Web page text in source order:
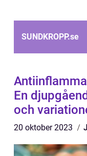
SUNDKROPP.se
En
och
20 oktober 2023